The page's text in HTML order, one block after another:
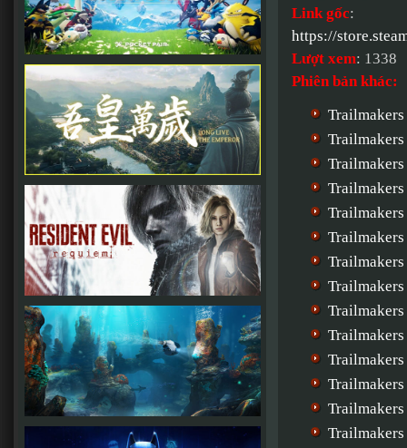
Link gốc:
https://
Lượt xem: 1338
Phiên bản khác:
Trailmakers